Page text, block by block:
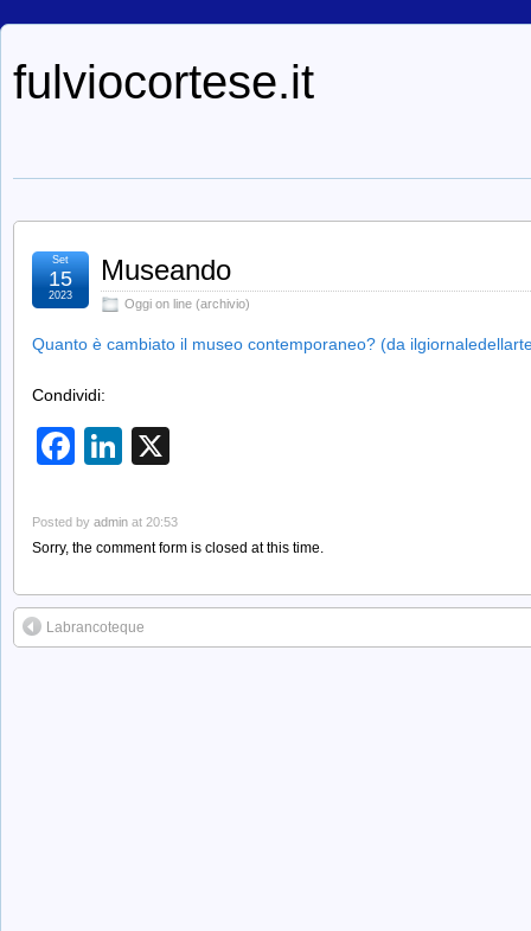
fulviocortese.it
Museando
Oggi on line (archivio)
Set
15
2023
Quanto è cambiato il museo contemporaneo? (da
Condividi:
Facebook
LinkedIn
Posted by admin at 20:53
Sorry, the comment form is closed at this time.
Labrancoteque